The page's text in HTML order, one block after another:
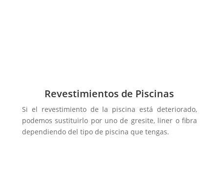
Revestimientos de Piscinas
Si el revestimiento de la piscina está deteriorado,
podemos sustituirlo por uno de gresite, liner o fibra
dependiendo del tipo de piscina que tengas.